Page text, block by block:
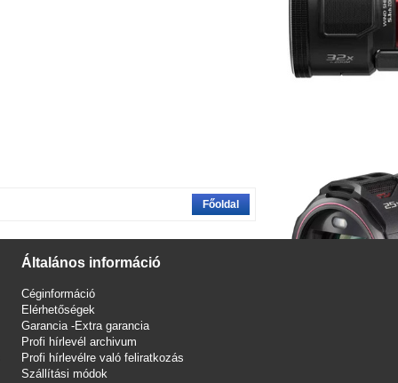
Főoldal
Általános információ
Céginformáció
Elérhetőségek
Garancia -Extra garancia
Profi hírlevél archivum
Profi hírlevélre való feliratkozás
Szállítási módok